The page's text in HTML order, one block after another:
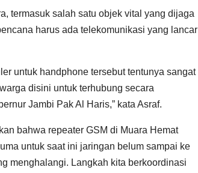
termasuk salah satu objek vital yang dijaga
harus ada telekomunikasi yang lancar
untuk handphone tersebut tentunya sangat
disini untuk terhubung secara
Jambi Pak Al Haris,” kata Asraf.
bahwa repeater GSM di Muara Hemat
untuk saat ini jaringan belum sampai ke
menghalangi. Langkah kita berkoordinasi